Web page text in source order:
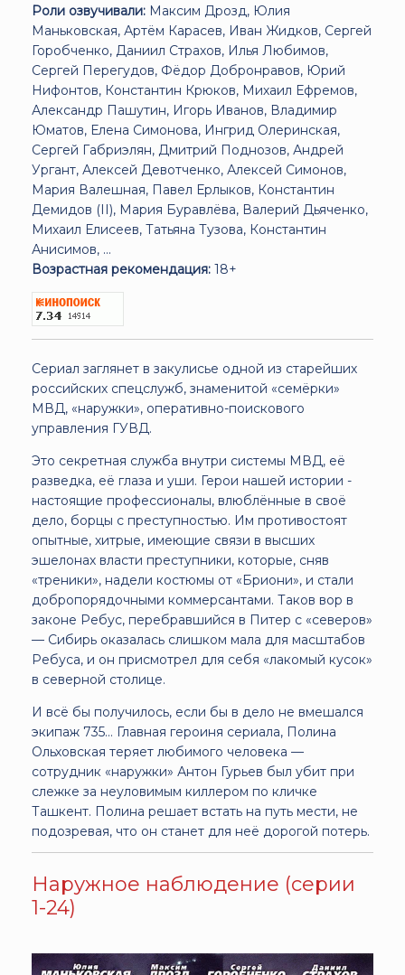
Роли озвучивали: Максим Дрозд, Юлия
Маньковская, Артём Карасев, Иван Жидков, Сергей
Горобченко, Даниил Страхов, Илья Любимов,
Сергей Перегудов, Фёдор Добронравов, Юрий
Нифонтов, Константин Крюков, Михаил Ефремов,
Александр Пашутин, Игорь Иванов, Владимир
Юматов, Елена Симонова, Ингрид Олеринская,
Сергей Габриэлян, Дмитрий Поднозов, Андрей
Ургант, Алексей Девотченко, Алексей Симонов,
Мария Валешная, Павел Ерлыков, Константин
Демидов (II), Мария Буравлёва, Валерий Дьяченко,
Михаил Елисеев, Татьяна Тузова, Константин
Анисимов, ...
Возрастная рекомендация: 18+
Сериал заглянет в закулисье одной из старейших
российских спецслужб, знаменитой «семёрки»
МВД, «наружки», оперативно-поискового
управления ГУВД.
Это секретная служба внутри системы МВД, её
разведка, её глаза и уши. Герои нашей истории -
настоящие профессионалы, влюблённые в своё
дело, борцы с преступностью. Им противостоят
опытные, хитрые, имеющие связи в высших
эшелонах власти преступники, которые, сняв
«треники», надели костюмы от «Бриони», и стали
добропорядочными коммерсантами. Таков вор в
законе Ребус, перебравшийся в Питер с «северов»
— Сибирь оказалась слишком мала для масштабов
Ребуса, и он присмотрел для себя «лакомый кусок»
в северной столице.
И всё бы получилось, если бы в дело не вмешался
экипаж 735… Главная героиня сериала, Полина
Ольховская теряет любимого человека —
сотрудник «наружки» Антон Гурьев был убит при
слежке за неуловимым киллером по кличке
Ташкент. Полина решает встать на путь мести, не
подозревая, что он станет для неё дорогой потерь.
Наружное наблюдение (серии
1-24)